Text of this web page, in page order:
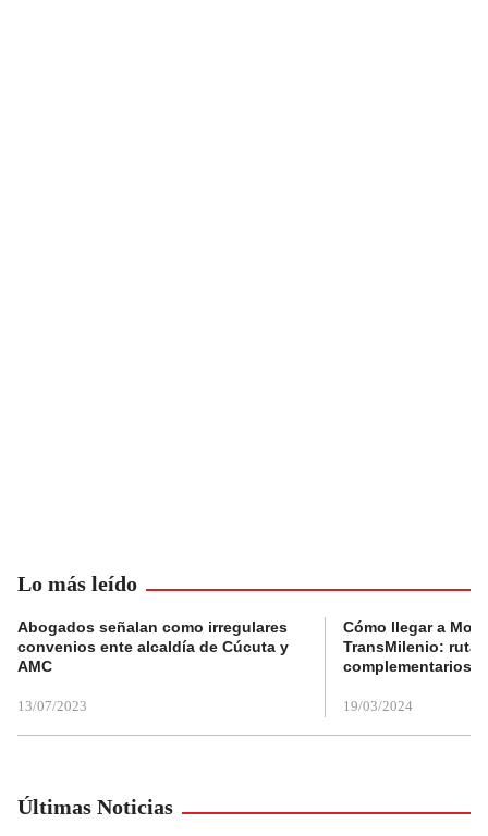
Lo más leído
Abogados señalan como irregulares
convenios ente alcaldía de Cúcuta y
AMC
13/07/2023
Cómo llegar a
TransMilenio:
complementarios
19/03/2024
Últimas Noticias